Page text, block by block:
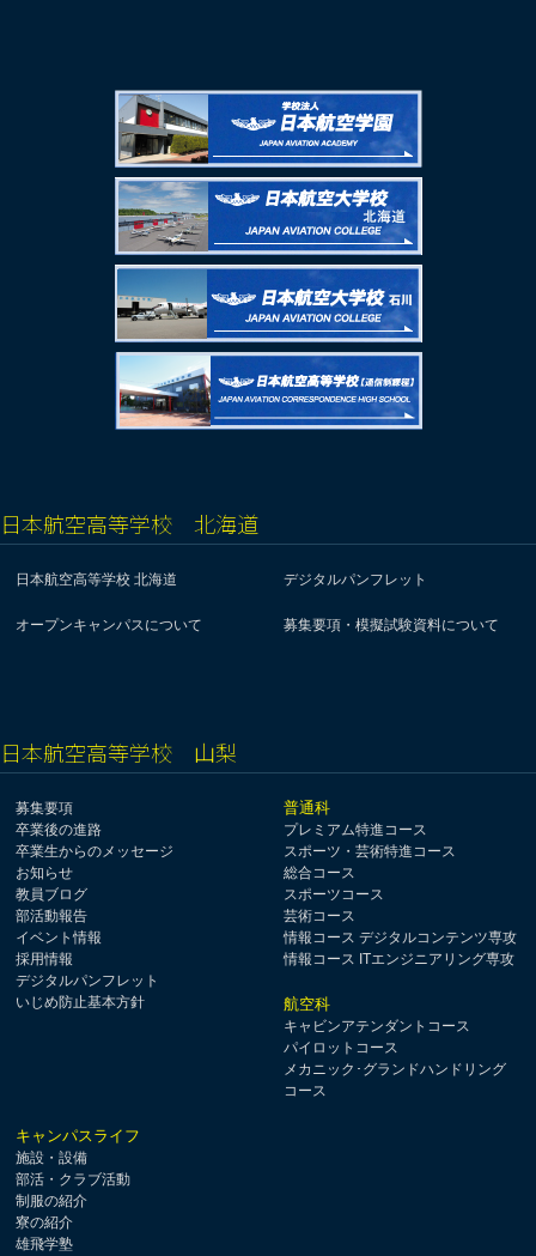
日本航空高等学校 北海道
日本航空高等学校 北海道 デジタルパンフレット
オープンキャンパスについて 募集要項・模擬試験資料について
日本航空高等学校 山梨
募集要項
卒業後の進路
卒業生からのメッセージ
お知らせ
教員ブログ
部活動報告
イベント情報
採用情報
デジタルパンフレット
いじめ防止基本方針
普通科
プレミアム特進コース
スポーツ・芸術特進コース
総合コース
スポーツコース
芸術コース
情報コース デジタルコンテンツ専攻
情報コース ITエンジニアリング専攻
航空科
キャビンアテンダントコース
パイロットコース
メカニック･グランドハンドリング
コース
キャンパスライフ
施設・設備
部活・クラブ活動
制服の紹介
寮の紹介
雄飛学塾